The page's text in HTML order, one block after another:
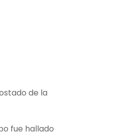
de la
fue hallado